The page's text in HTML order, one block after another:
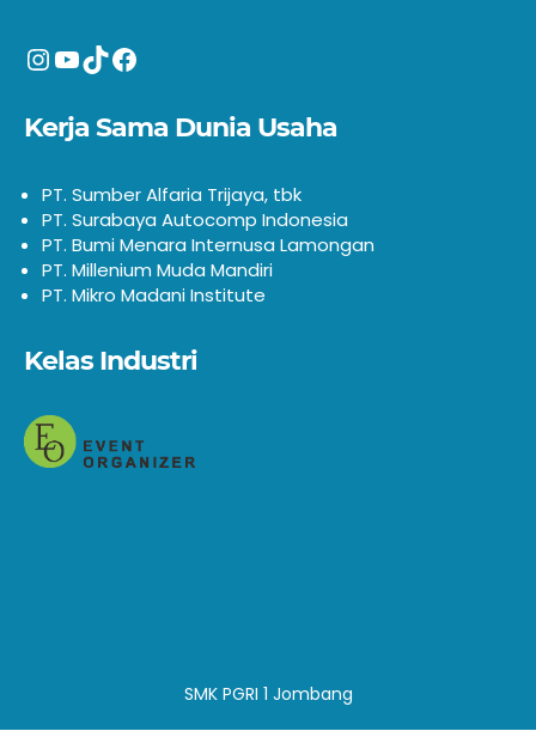
Instagram
YouTube
TikTokFacebook
Kerja Sama Dunia Usaha
PT. Sumber Alfaria Trijaya, tbk
PT. Surabaya Autocomp Indonesia
PT. Bumi Menara Internusa Lamongan
PT. Millenium Muda Mandiri
PT. Mikro Madani Institute
Kelas Industri
SMK PGRI 1 Jombang